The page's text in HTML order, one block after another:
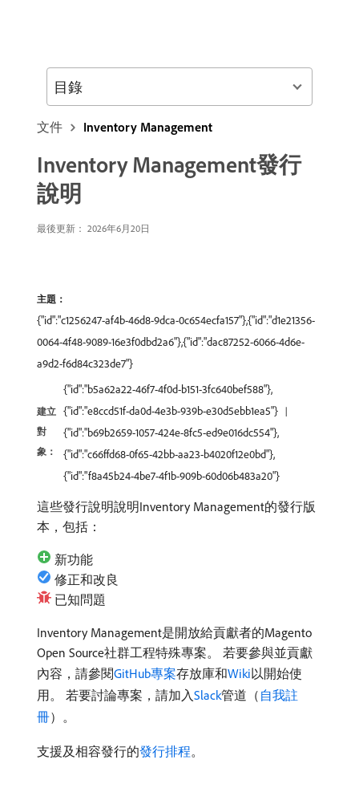
文件 Inventory Management
Inventory Management發行
說明
最後更新： 2026年6月20日
主題：
{"id":"c1256247-af4b-46d8-9dca-0c654ecfa157"},{"id":"d1e21356-
0064-4f48-9089-16e3f0dbd2a6"},{"id":"dac87252-6066-4d6e-
a9d2-f6d84c323de7"}
建立
對
象：
{"id":"b5a62a22-46f7-4f0d-b151-3fc640bef588"},
{"id":"e8ccd51f-da0d-4e3b-939b-e30d5ebb1ea5"}
{"id":"b69b2659-1057-424e-8fc5-ed9e016dc554"},
{"id":"c66ffd68-0f65-42bb-aa23-b4020f12e0bd"},
{"id":"f8a45b24-4be7-4f1b-909b-60d06b483a20"}
這些發行說明說明Inventory Management的發行版
本，包括：
新功能
修正和改良
已知問題
Inventory Management是開放給貢獻者的Magento
Open Source社群工程特殊專案。 若要參與並貢獻
內容，請參閱GitHub專案存放庫和Wiki以開始使
用。 若要討論專案，請加入Slack管道（ 自我註
冊）。
支援及相容發行的發行排程。
目錄